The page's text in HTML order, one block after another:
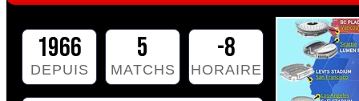
1966
DEPUIS
5
MATCHS
-8
HORAIRE